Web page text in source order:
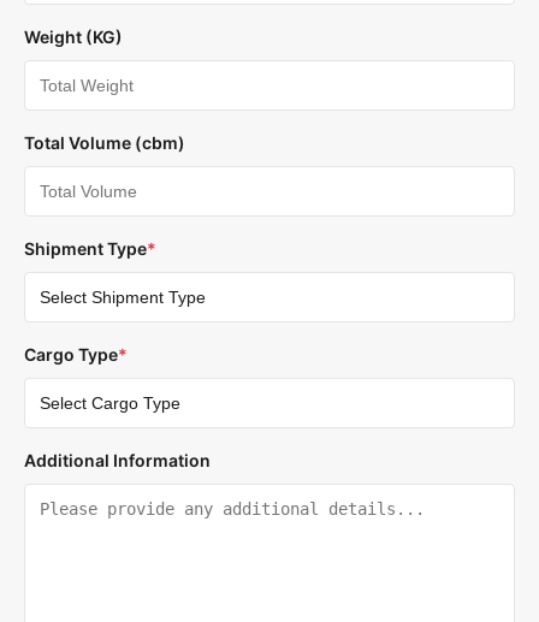
Weight (KG)
Total Volume (cbm)
Shipment Type*
Cargo Type*
Additional Information